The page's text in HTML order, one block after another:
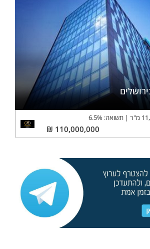
מ"ר תשואה: 6.5%
110,000,000
₪